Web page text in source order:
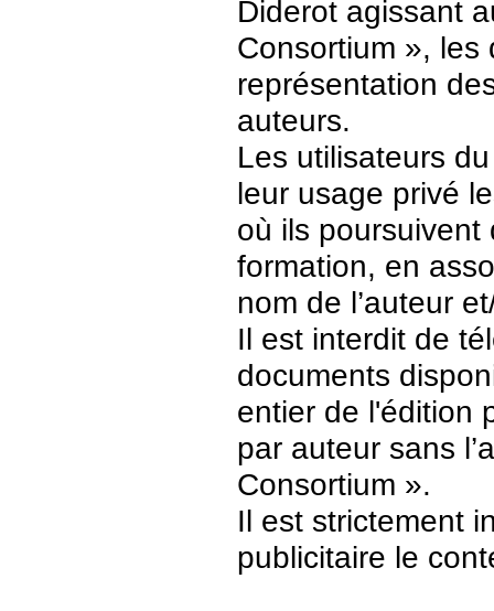
Diderot agissant
Consortium », les
représentation
auteurs.
Les utilisateurs
leur usage privé
où ils
formation, en
nom de l’auteur
Il est interdit de
documents
entier de l'édition
par auteur sans
Consortium ».
Il est strictement
publicitaire le